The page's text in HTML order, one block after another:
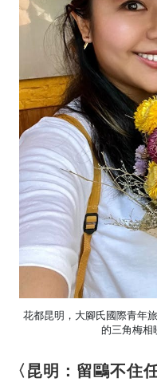
花都昆明，大腳氏國際青年
的三角梅相
〈昆明：留鷗不住